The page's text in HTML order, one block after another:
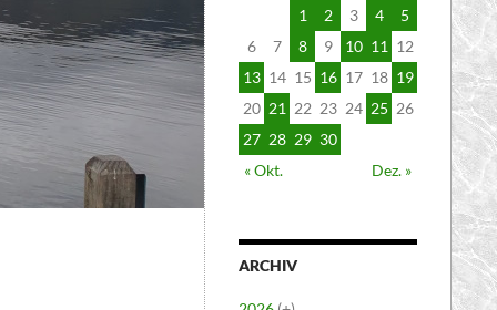
1
2 3 4
5
6
7 8 9 10 11 12
13 14 15 16 17 18 19
20 21 22 23 24 25 26
27 28 29 30
« Okt.
Dez. »
ARCHIV